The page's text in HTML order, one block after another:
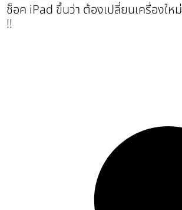
ช็อค iPad ขึ้นว่า ต้องเปลี่ยนเครื่องใหม่
!!